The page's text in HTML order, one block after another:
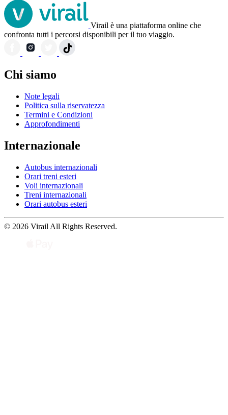
Virail è una piattaforma online che
confronta tutti i percorsi disponibili per il tuo viaggio.
Chi siamo
Note legali
Politica sulla riservatezza
Termini e Condizioni
Approfondimenti
Internazionale
Autobus internazionali
Orari treni esteri
Voli internazionali
Treni internazionali
Orari autobus esteri
© 2026 Virail All Rights Reserved.